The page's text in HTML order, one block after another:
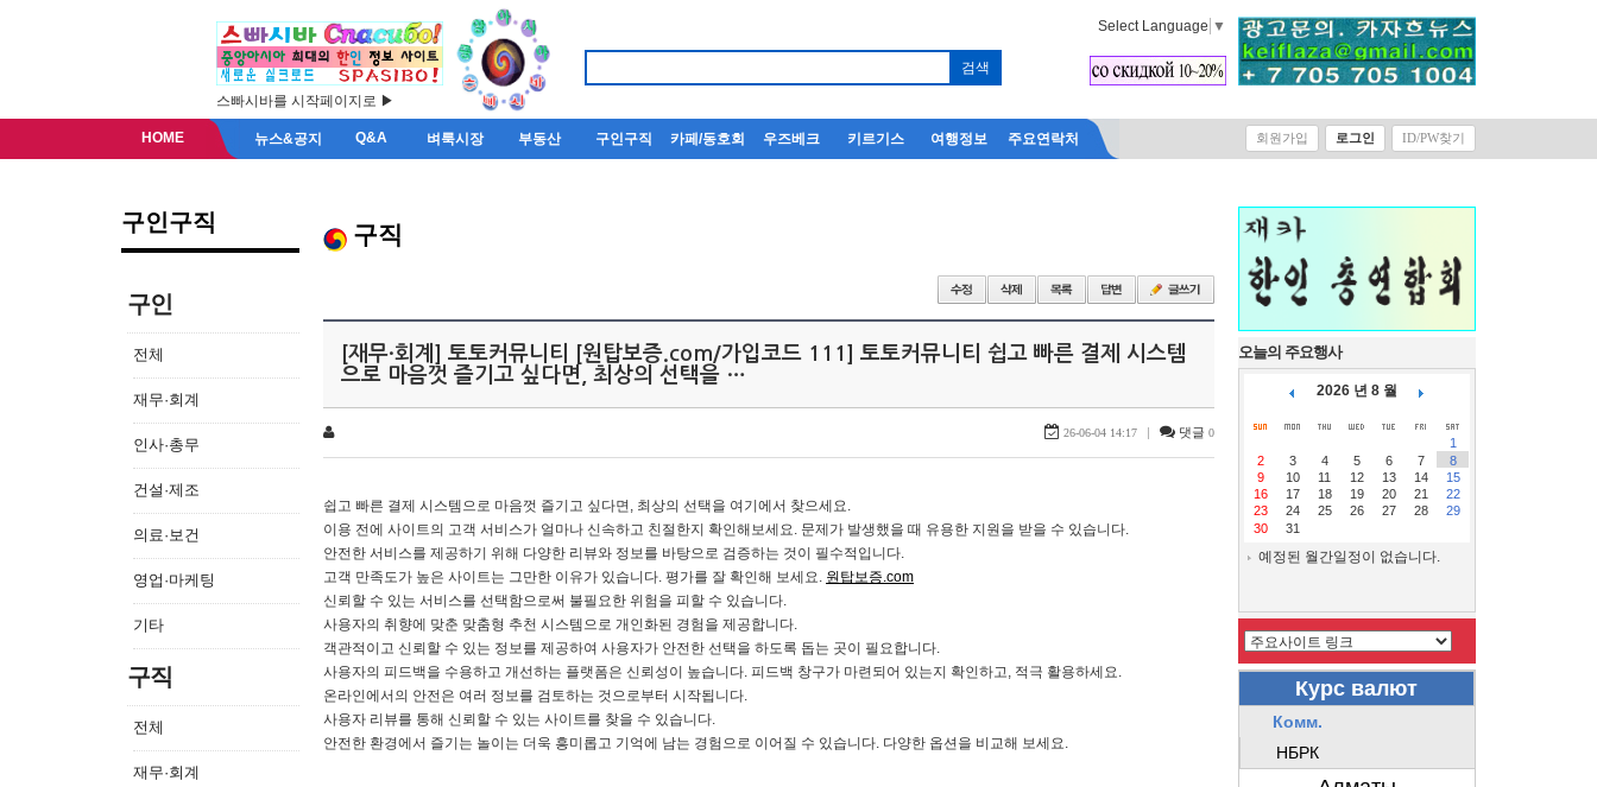
스빠시바를 시작페이지로 ▶
Select Language ▼
HOME 뉴스&공지 Q&A 벼룩시장 부동산 구인구직 카페/동호회 우즈베크 키르기스 여행정보 주요연락처 회원가입 로그인 ID/PW찾기
구인구직
구인
전체
재무·회계
인사·총무
건설·제조
의료·보건
영업·마케팅
기타
구직
전체
재무·회계
구직
[재무·회계] 토토커뮤니티 [원탑보증.com/가입코드 111] 토토커뮤니티 쉽고 빠른 결제 시스템
으로 마음껏 즐기고 싶다면, 최상의 선택을 …
26-06-04 14:17 | 댓글 0
쉽고 빠른 결제 시스템으로 마음껏 즐기고 싶다면, 최상의 선택을 여기에서 찾으세요.
이용 전에 사이트의 고객 서비스가 얼마나 신속하고 친절한지 확인해보세요. 문제가 발생했을 때 유용한 지원을 받을 수 있습니다.
안전한 서비스를 제공하기 위해 다양한 리뷰와 정보를 바탕으로 검증하는 것이 필수적입니다.
고객 만족도가 높은 사이트는 그만한 이유가 있습니다. 평가를 잘 확인해 보세요. 원탑보증.com
신뢰할 수 있는 서비스를 선택함으로써 불필요한 위험을 피할 수 있습니다.
사용자의 취향에 맞춘 맞춤형 추천 시스템으로 개인화된 경험을 제공합니다.
객관적이고 신뢰할 수 있는 정보를 제공하여 사용자가 안전한 선택을 하도록 돕는 곳이 필요합니다.
사용자의 피드백을 수용하고 개선하는 플랫폼은 신뢰성이 높습니다. 피드백 창구가 마련되어 있는지 확인하고, 적극 활용하세요.
온라인에서의 안전은 여러 정보를 검토하는 것으로부터 시작됩니다.
사용자 리뷰를 통해 신뢰할 수 있는 사이트를 찾을 수 있습니다.
안전한 환경에서 즐기는 놀이는 더욱 흥미롭고 기억에 남는 경험으로 이어질 수 있습니다. 다양한 옵션을 비교해 보세요.
오늘의 주요행사
2026 년 8 월
1
2
3 4 5 6 7
8
9
10 11 12 13 14
15
16
17 18 19 20 21
22
23
24 25 26 27 28
29
30
31
예정된 월간일정이 없습니다.